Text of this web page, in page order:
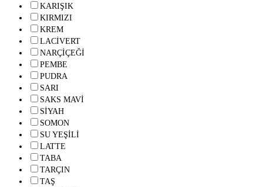
KARIŞIK
KIRMIZI
KREM
LACİVERT
NARÇİÇEĞİ
PEMBE
PUDRA
SARI
SAKS MAVİ
SİYAH
SOMON
SU YEŞİLİ
LATTE
TABA
TARÇIN
TAŞ